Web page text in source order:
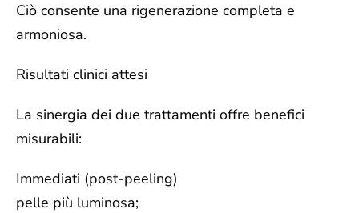
Ciò consente una rigenerazione completa e
armoniosa.
Risultati clinici attesi
La sinergia dei due trattamenti offre benefici
misurabili:
Immediati (post-peeling)
pelle più luminosa;